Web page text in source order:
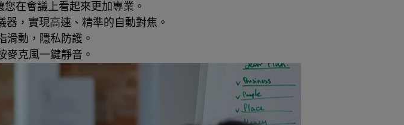
在會議上看起來更加專業。
，實現高速、精準的自動對焦。
滑動，隱私防護。
麥克風一鍵靜音。